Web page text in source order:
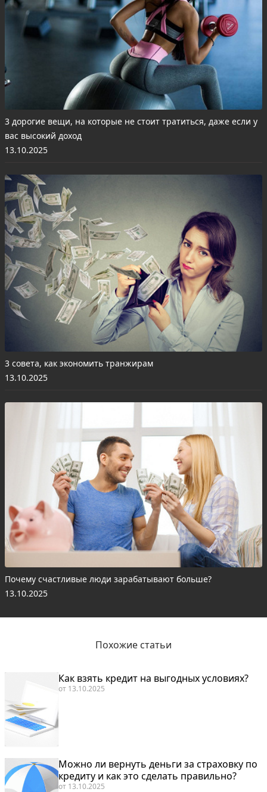
3 дорогие вещи, на которые не стоит тратиться, даже если у
вас высокий доход
13.10.2025
3 совета, как экономить транжирам
13.10.2025
Почему счастливые люди зарабатывают больше?
13.10.2025
Похожие статьи
Как взять кредит на выгодных условиях?
от 13.10.2025
Можно ли вернуть деньги за страховку по
кредиту и как это сделать правильно?
от 13.10.2025